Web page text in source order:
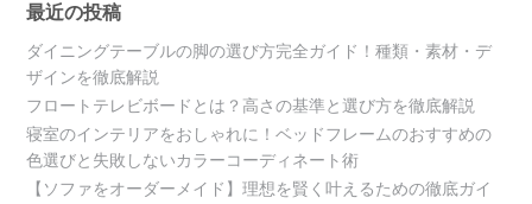
最近の投稿
ダイニングテーブルの脚の選び方完全ガイド！種類・素材・デ
ザインを徹底解説
フロートテレビボードとは？高さの基準と選び方を徹底解説
寝室のインテリアをおしゃれに！ベッドフレームのおすすめの
色選びと失敗しないカラーコーディネート術
【ソファをオーダーメイド】理想を賢く叶えるための徹底ガイ